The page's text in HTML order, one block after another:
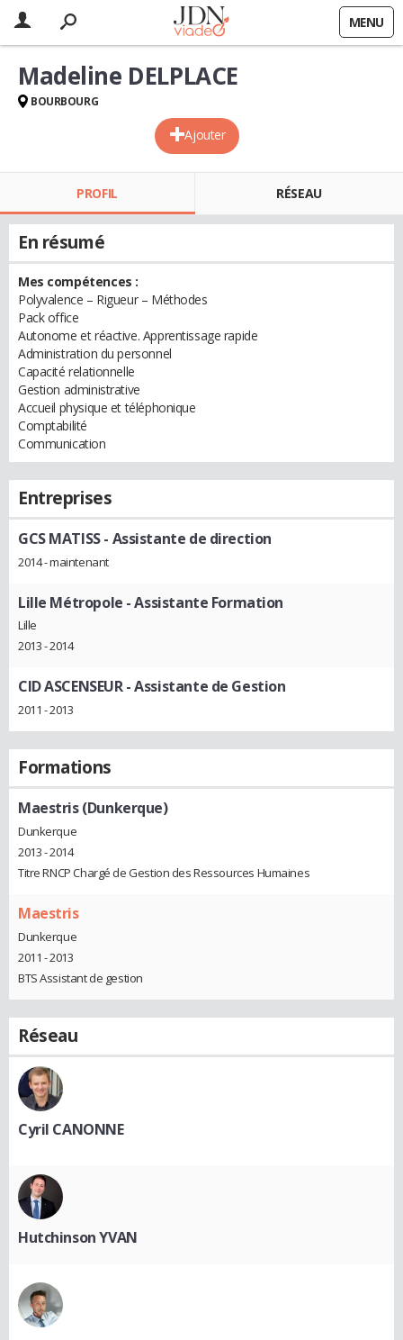
MENU
Ajouter
Madeline DELPLACE
BOURBOURG
PROFIL RÉSEAU
En résumé
Mes compétences :
Polyvalence – Rigueur – Méthodes
Pack office
Autonome et réactive. Apprentissage rapide
Administration du personnel
Capacité relationnelle
Gestion administrative
Accueil physique et téléphonique
Comptabilité
Communication
Entreprises
GCS MATISS- Assistante de direction
2014 - maintenant
Lille Métropole - Assistante Formation
Lille
2013 - 2014
CID ASCENSEUR- Assistante de Gestion
2011 - 2013
Formations
Maestris (Dunkerque)
Dunkerque
2013 - 2014
Titre RNCP Chargé de Gestion des Ressources Humaines
Maestris
Dunkerque
2011 - 2013
BTS Assistant de gestion
Réseau
Cyril CANONNE
Hutchinson YVAN